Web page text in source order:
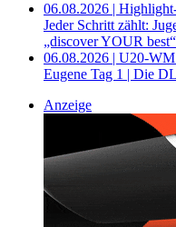
06.08.2026 |
Jeder Schritt zählt:
„discover YOUR
06.08.2026 | U20-
Eugene Tag 1 | Die
Anzeige